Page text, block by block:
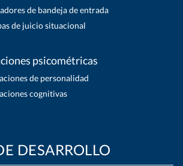
de bandeja de entrada
de juicio situacional
psicométricas
de personalidad
cognitivas
DESARROLLO